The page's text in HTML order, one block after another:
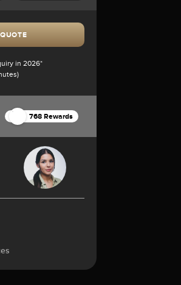
in 2026*
768 Rewards